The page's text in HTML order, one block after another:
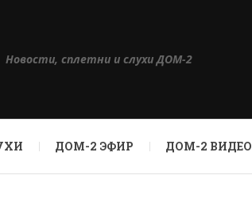
Новости, сплетни и слухи ДОМ-2
ДОМ-2 ЭФИР ДОМ-2 ВИДЕО